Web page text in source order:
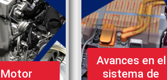
Motor
Avances en el
sistema de